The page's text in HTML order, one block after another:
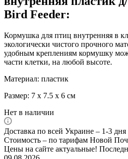
Bird Feeder:
Кормушка для птиц внутренняя в
экологически чистого прочного
удобным креплениям кормушку
части клетки, на любой высоте.
Материал: пластик
Размер: 7 х 7.5 х 6 см
Нет в наличии
Доставка по всей Украине – 1-3 дня
Стоимость – по тарифам Новой
Цены на сайте актуальные!